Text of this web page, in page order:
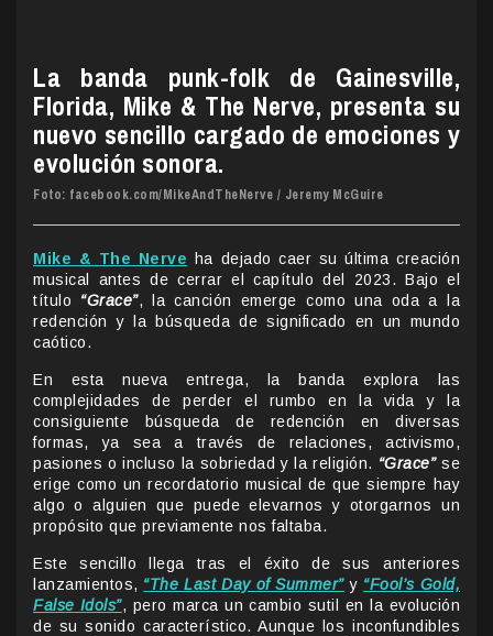
La banda punk-folk de Gainesville,
Florida, Mike & The Nerve, presenta su
nuevo sencillo cargado de emociones y
evolución sonora.
Foto: facebook.com/MikeAndTheNerve / Jeremy McGuire
Mike & The Nerve ha dejado caer su última creación
musical antes de cerrar el capítulo del 2023. Bajo el
título “Grace”, la canción emerge como una oda a la
redención y la búsqueda de significado en un mundo
caótico.
En esta nueva entrega, la banda explora las
complejidades de perder el rumbo en la vida y la
consiguiente búsqueda de redención en diversas
formas, ya sea a través de relaciones, activismo,
pasiones o incluso la sobriedad y la religión. “Grace”se
erige como un recordatorio musical de que siempre hay
algo o alguien que puede elevarnos y otorgarnos un
propósito que previamente nos faltaba.
Este sencillo llega tras el éxito de sus anteriores
lanzamientos, “The Last Day of Summer”y “Fool’s Gold,
False Idols”, pero marca un cambio sutil en la evolución
de su sonido característico. Aunque los inconfundibles